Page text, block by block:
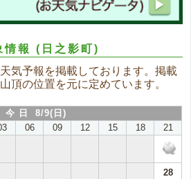
情報(日之影町)
気予報を掲載しております。掲載
頂の位置を元に定めています。
今 日 8/9(日)
06 09 12 15 18
21
28